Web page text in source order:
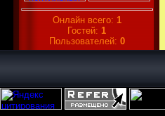
Онлайн всего: 1
Гостей: 1
Пользователей: 0